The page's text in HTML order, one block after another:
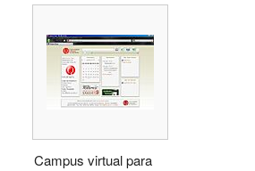
Campus virtual para